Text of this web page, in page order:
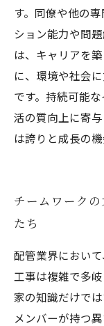
す。同僚や他の
ション能力や問
は、キャリアを
に、環境や社会
です。持続可能
活の質向上に寄
は誇りと成長の機
チームワーク
たち
配管業界におい
工事は複雑で多
家の知識だけで
メンバーが持つ